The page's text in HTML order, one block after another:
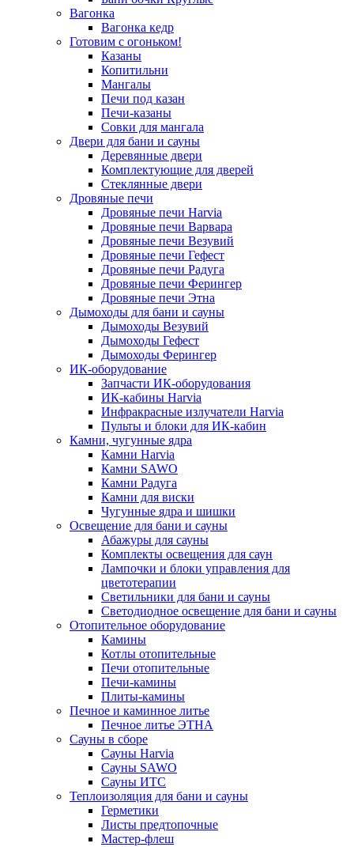
Вагонка
Вагонка кедр
Готовим с огоньком!
Казаны
Копитильни
Мангалы
Печи под казан
Печи-казаны
Совки для мангала
Двери для бани и сауны
Деревянные двери
Комплектующие для дверей
Стеклянные двери
Дровяные печи
Дровяные печи Harvia
Дровяные печи Варвара
Дровяные печи Везувий
Дровяные печи Гефест
Дровяные печи Радуга
Дровяные печи Ферингер
Дровяные печи Этна
Дымоходы для бани и сауны
Дымоходы Везувий
Дымоходы Гефест
Дымоходы Ферингер
ИК-оборудование
Запчасти ИК-оборудования
ИК-кабины Harvia
Инфракрасные излучатели Harvia
Пульты и блоки для ИК-кабин
Камни, чугунные ядра
Камни Harvia
Камни SAWO
Камни Радуга
Камни для виски
Чугунные ядра и шишки
Освещение для бани и сауны
Абажуры для сауны
Комплекты освещения для саун
Лампочки и блоки управления для
цветотерапии
Светильники для бани и сауны
Светодиодное освещение для бани и сауны
Отопительное оборудование
Камины
Котлы отопительные
Печи отопительные
Печи-камины
Плиты-камины
Печное и каминное литье
Печное литье ЭТНА
Сауны в сборе
Cауны Harvia
Сауны SAWO
Сауны ИТС
Теплоизоляция для бани и сауны
Герметики
Листы предтопочные
Мастер-флеш